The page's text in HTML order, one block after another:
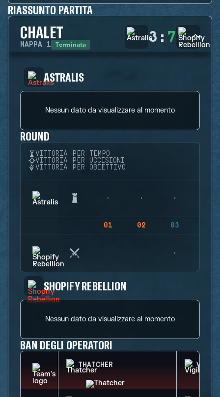
RIASSUNTO PARTITA
CHALET
MAPPA 1 Terminata 3 : 7
ASTRALIS
Nessun dato da visualizzare al momento
ROUND
VITTORIA PER TEMPO
VITTORIA PER UCCISIONI
VITTORIA PER OBIETTIVO
01 02 03
SHOPIFY REBELLION
Nessun dato da visualizzare al momento
BAN DEGLI OPERATORI
THATCHER VIGIL